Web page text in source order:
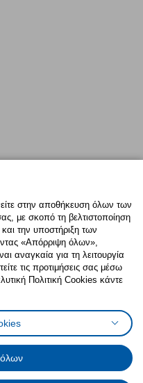
Twitter
προσβασιμότητας
Χρήσης
Δεδομένων
για ΙΚΕΑ.gr
Δεοντολογίας
στην αποθήκευση όλων των
με σκοπό τη βελτιστοποίηση
την υποστήριξη των
«Απόρριψη όλων»,
αναγκαία για τη λειτουργία
τις προτιμήσεις σας μέσω
Πολιτική Cookies κάντε